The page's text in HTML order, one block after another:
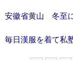
安徽省黄山 冬至
毎日漢服を着て私